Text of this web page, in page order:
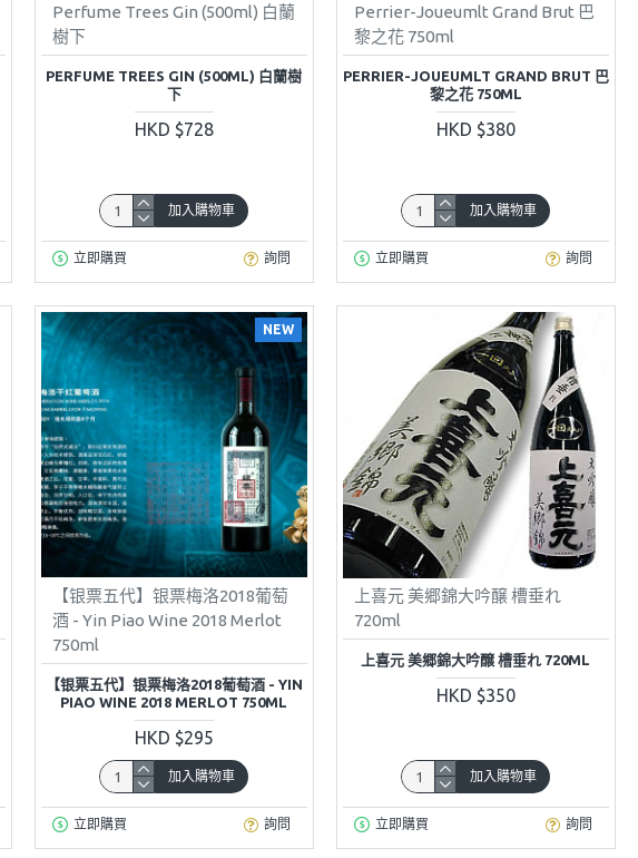
Perfume Trees Gin (500ml) 白蘭
樹下
PERFUME TREES GIN (500ML) 白蘭樹
下
HKD $728
加入購物車
立即購買 詢問
Perrier-Joueumlt Grand Brut 巴
黎之花 750ml
PERRIER-JOUEUMLT GRAND BRUT 巴
黎之花 750ML
HKD $380
加入購物車
立即購買 詢問
NEW
【银票五代】银票梅洛2018葡萄
酒 - Yin Piao Wine 2018 Merlot
750ml
【银票五代】银票梅洛2018葡萄酒 - YIN
PIAO WINE 2018 MERLOT 750ML
HKD $295
加入購物車
立即購買 詢問
上喜元 美郷錦大吟醸 槽垂れ
720ml
上喜元 美郷錦大吟醸 槽垂れ 720ML
HKD $350
加入購物車
立即購買 詢問